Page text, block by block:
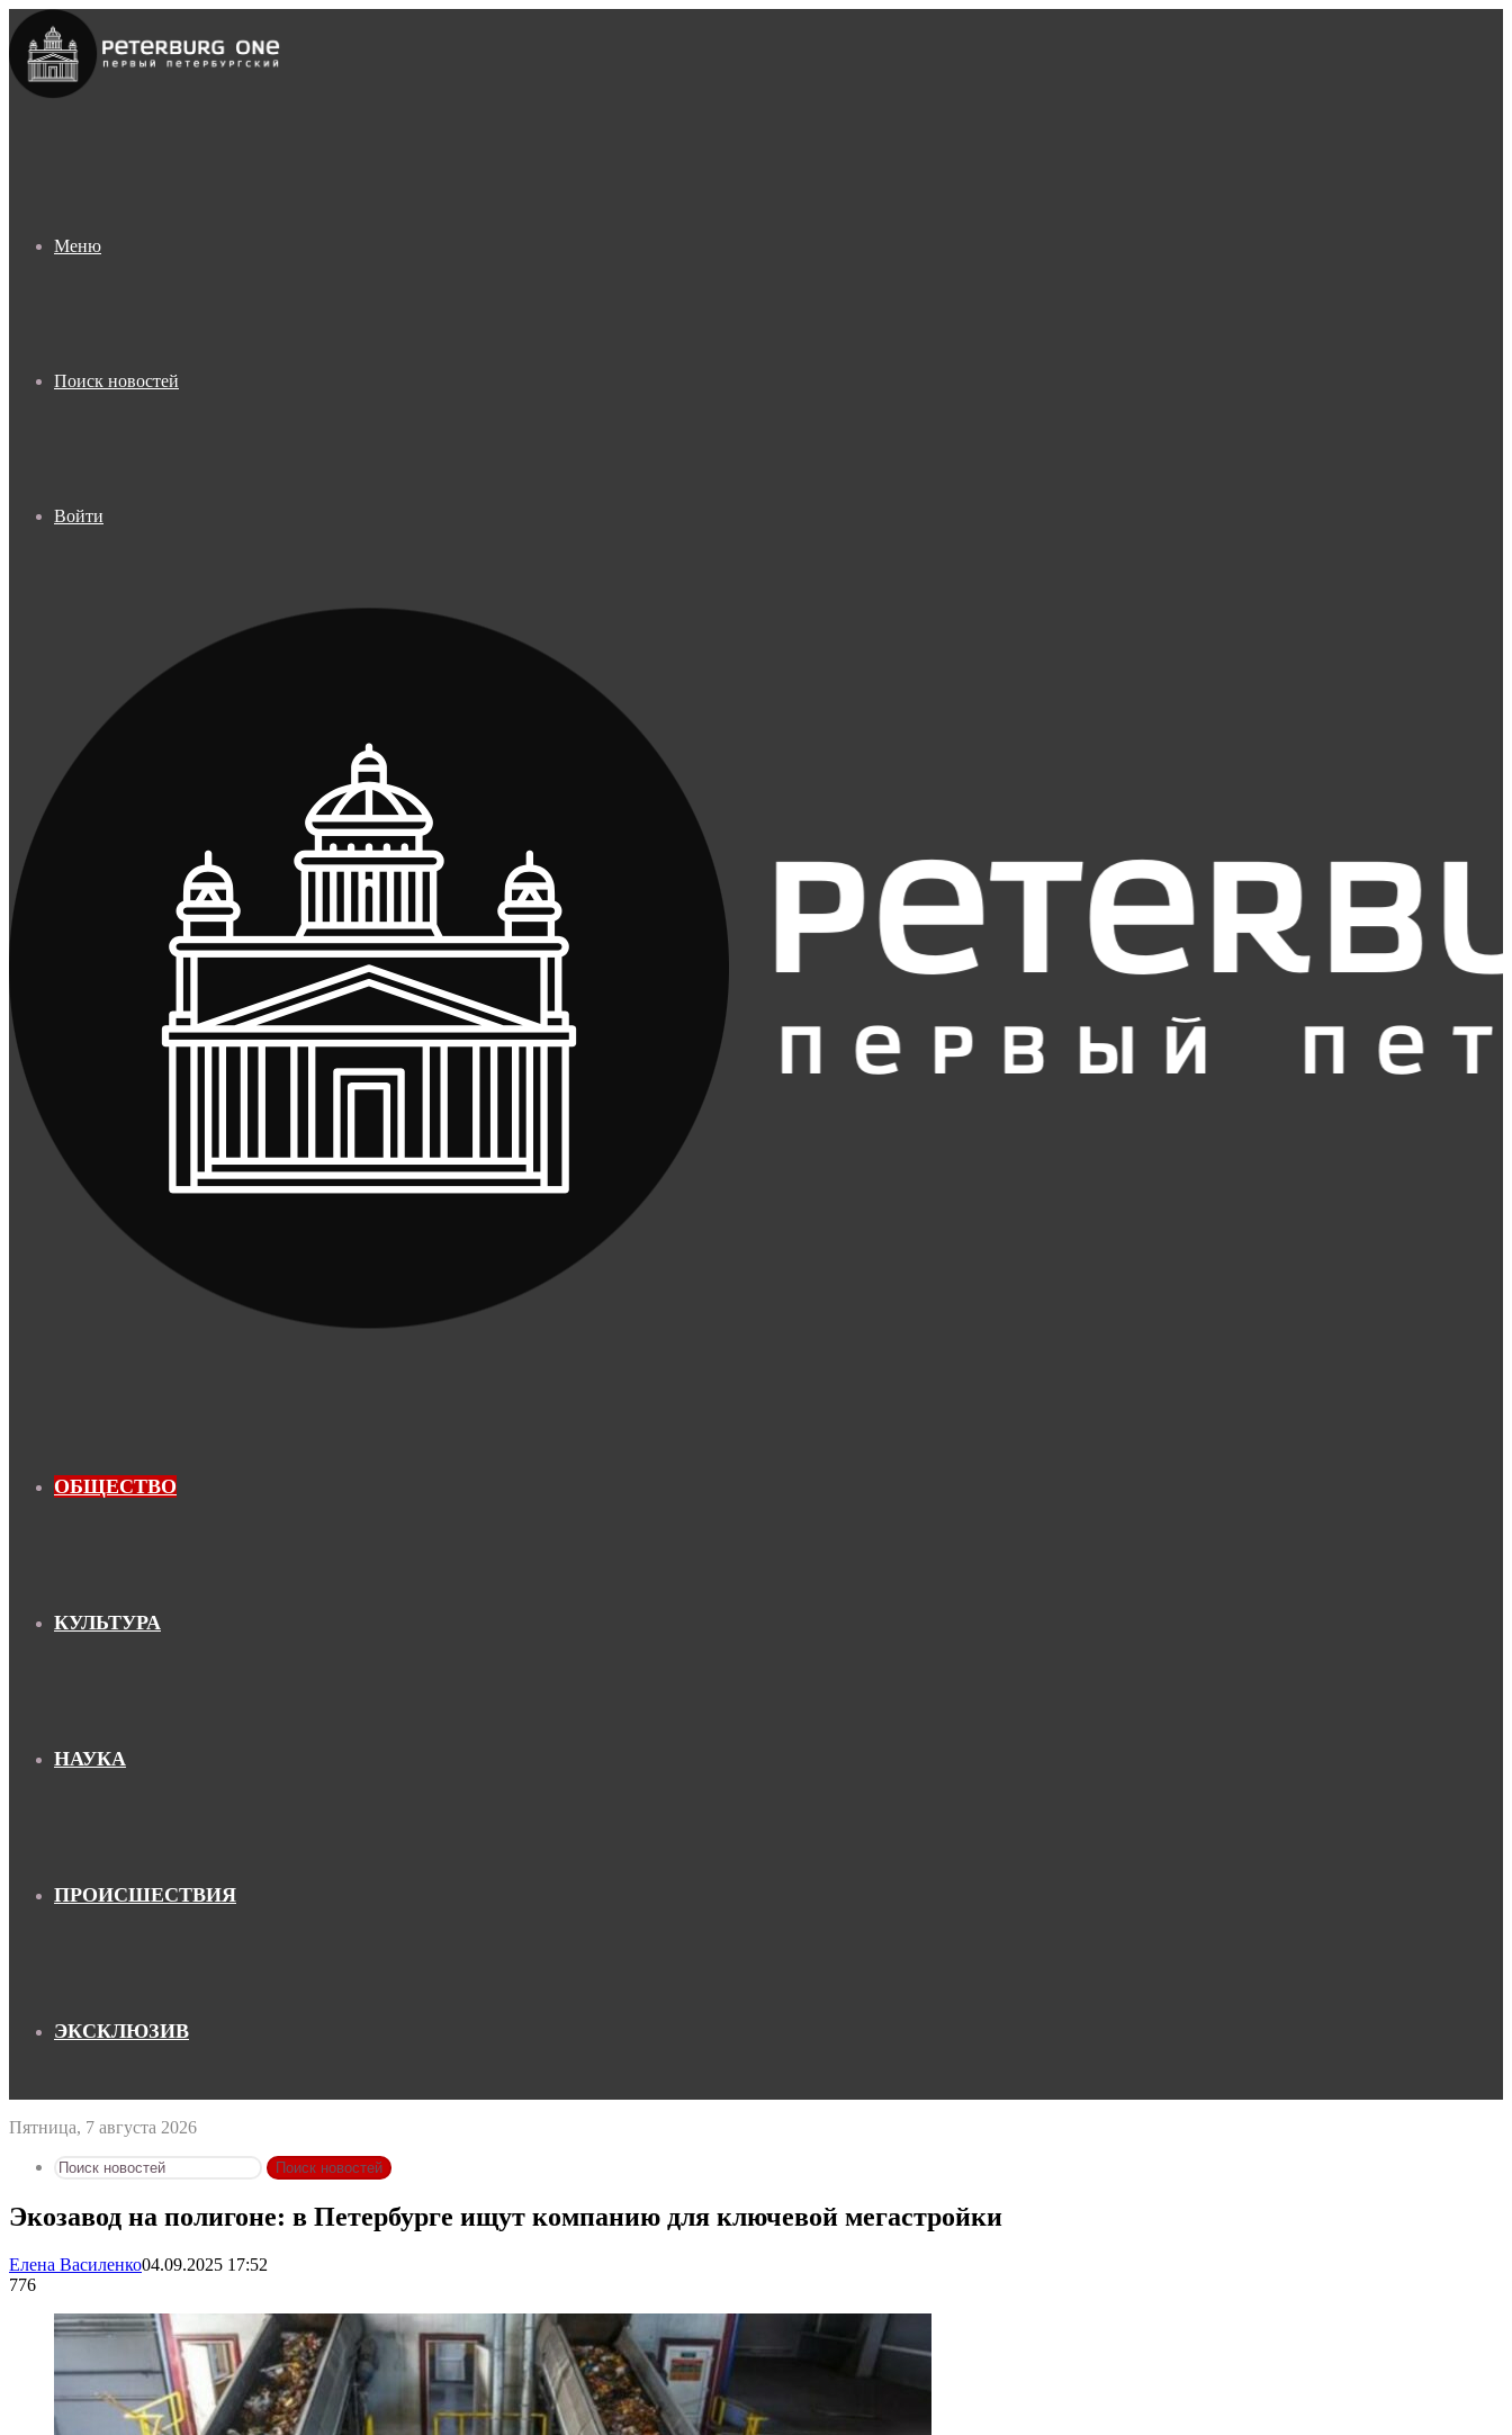
Меню
Поиск новостей
Войти
ОБЩЕСТВО
КУЛЬТУРА
НАУКА
ПРОИСШЕСТВИЯ
ЭКСКЛЮЗИВ
Пятница, 7 августа 2026
Поиск новостей
Экозавод на полигоне: в Петербурге ищут компанию для ключевой мегастройки
Елена Василенко04.09.2025 17:52
776